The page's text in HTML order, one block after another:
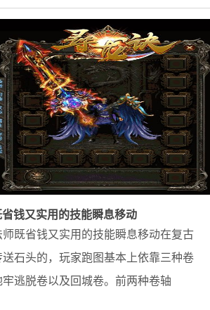
钱又实用的技能瞬息移动
既省钱又实用的技能瞬息移动在复古
石头的，玩家跑图基本上依靠三种卷
逃脱卷以及回城卷。前两种卷轴